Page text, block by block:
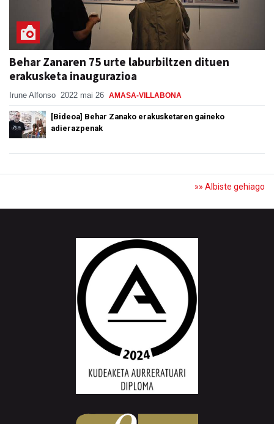
Behar Zanaren 75 urte laburbiltzen dituen
erakusketa inaugurazioa
Irune Alfonso 2022 mai 26 AMASA-VILLABONA
[Bideoa] Behar Zanako erakusketaren gaineko
adierazpenak
»» Albiste gehiago